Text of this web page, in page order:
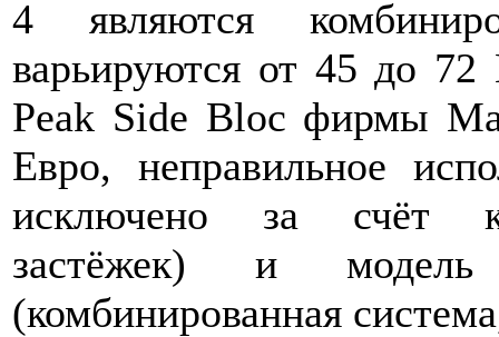
4 являются
варьируются от 45 до
Peak Side Bloc фирмы
Евро, неправильное
исключено за счёт
застёжек) и
(комбинированная